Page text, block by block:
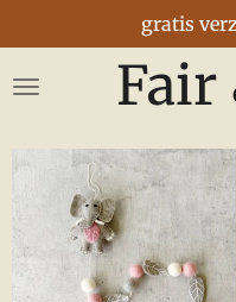
direct
naar
Fair
gratis